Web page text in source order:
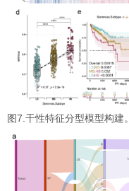
图7.干性特征分型模型构建。